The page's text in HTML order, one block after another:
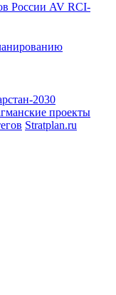
России AV RCI-
2030
проекты
Stratplan.ru